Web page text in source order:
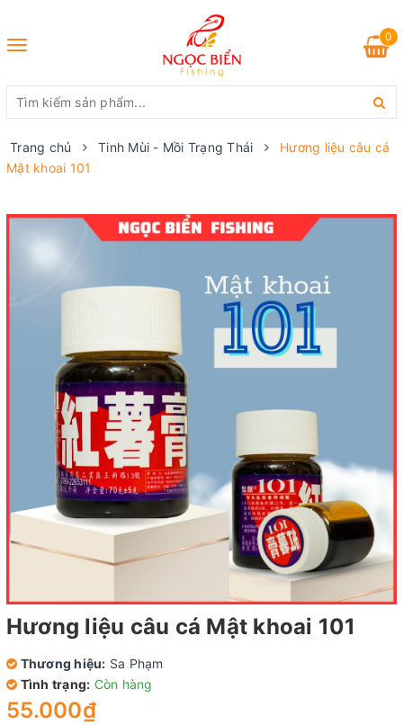
Toggle
0
Trang chủ Tinh Mùi - Mồi Trạng Thái
Hương liệu câu cá
Mật khoai 101
Hương liệu câu cá Mật khoai 101
Thương hiệu: Sa Phạm
Tình trạng: Còn hàng
55.000₫